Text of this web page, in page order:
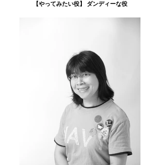
【やってみたい役】 ダンディーな役